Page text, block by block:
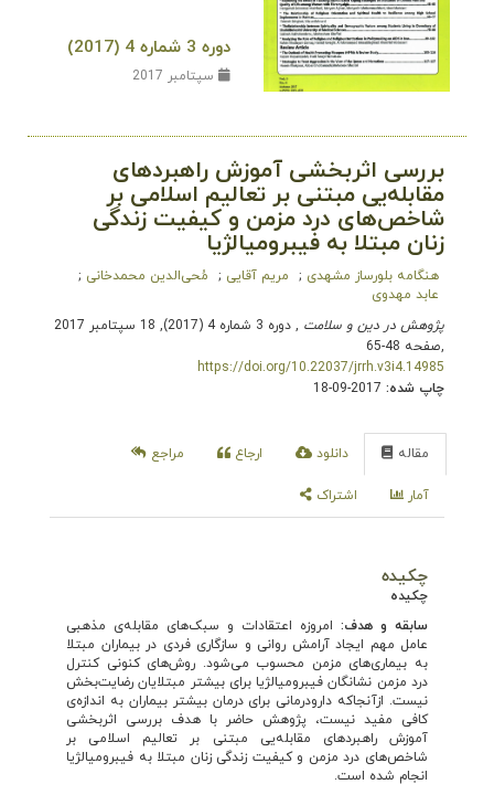
دوره 3 شماره 4 (2017)
سپتامبر 2017
بررسی اثربخشی آموزش راهبردهای
مقابله‌یی مبتنی بر تعالیم اسلامی بر
شاخص‌های درد مزمن و کیفیت زندگی
زنان مبتلا به فیبرومیالژیا
هنگامه بلورساز مشهدی مریم آقایی
مُحی‌الدین محمدخانی
عابد مهدوی
پژوهش در دین و سلامت , دوره 3 شماره 4 (2017), 18 سپتامبر 2017
,صفحه 48-65
https://doi.org/10.22037/jrrh.v3i4.14985
چاپ شده:
مقاله دانلود ارجاع مراجع
آمار اشتراک
چکیده
چکیده
سابقه و هدف: امروزه اعتقادات و سبک‌های مقابله‌ی مذهبی
عامل مهم ایجاد آرامش روانی و سازگاری فردی در بیماران مبتلا
به بیماری‌های مزمن محسوب می‌شود. روش‌های کنونی کنترل
درد مزمن نشانگان فیبرومیالژیا برای بیشتر مبتلایان رضایتبخش
نیست. ازآنجاکه دارودرمانی برای درمان بیشتر بیماران به اندازه‌ی
کافی مفید نیست، پژوهش حاضر با هدف بررسی اثربخشی
آموزش راهبردهای مقابله‌یی مبتنی بر تعالیم اسلامی بر
شاخصهای درد مزمن و کیفیت زندگی زنان مبتلا به فیبرومیالژیا
انجام شده است.